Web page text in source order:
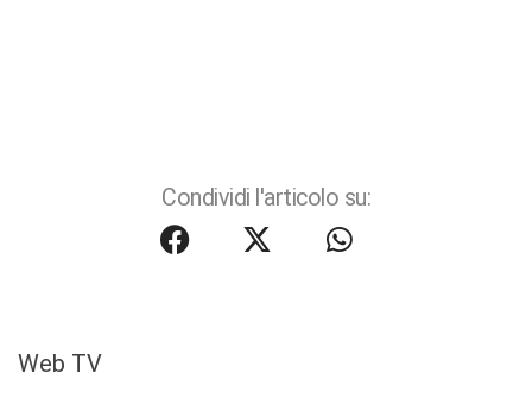
Condividi l'articolo su:
Web TV